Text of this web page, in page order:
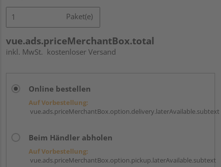
Paket(e)
vue.ads.priceMerchantBox.total
inkl. MwSt. kostenloser Versand
Online bestellen
Auf Vorbestellung:
vue.ads.priceMerchantBox.option.delivery.laterAvailable.subtext
Beim Händler abholen
Auf Vorbestellung:
vue.ads.priceMerchantBox.option.pickup.laterAvailable.subtext